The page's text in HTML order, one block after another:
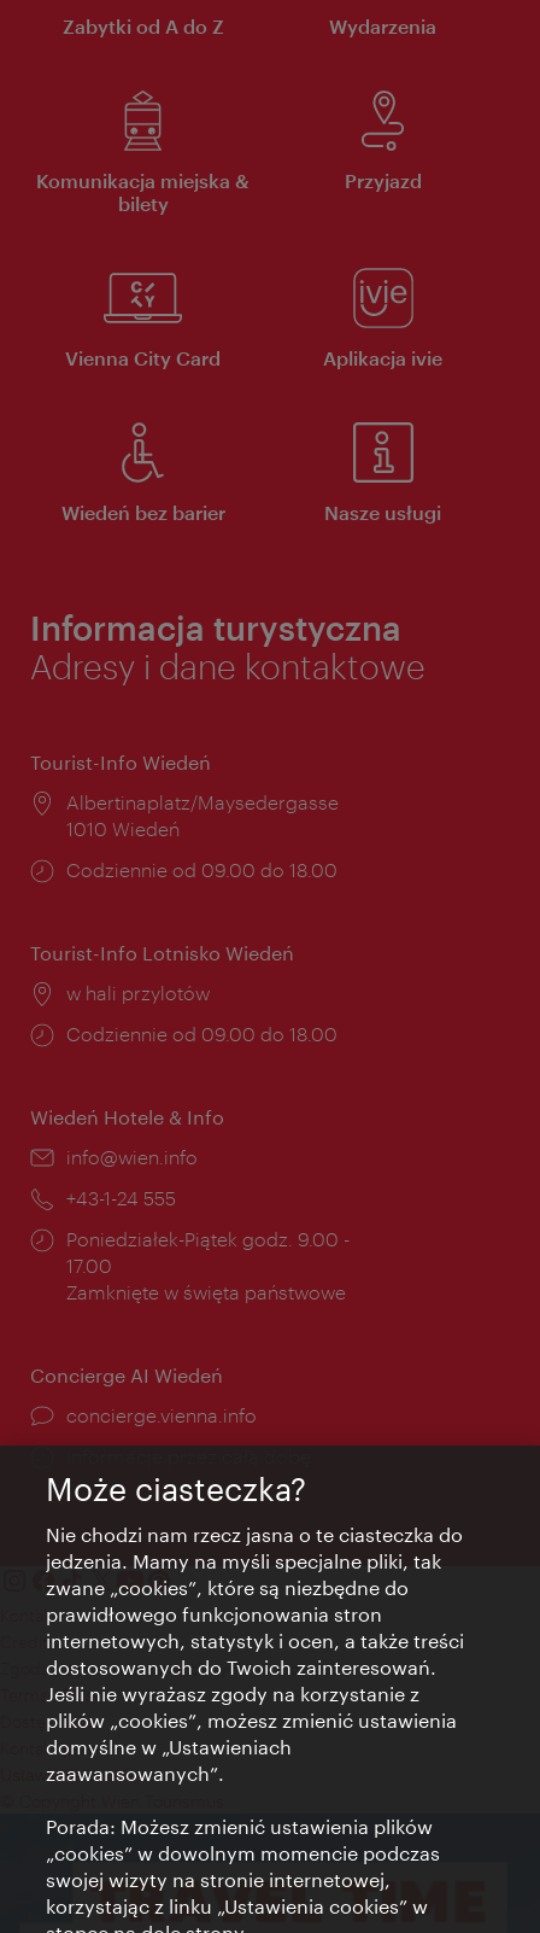
Zabytki od A do Z Wydarzenia
Komunikacja miejska &
bilety
Przyjazd
Vienna City Card Aplikacja ivie
Wiedeń bez barier Nasze usługi
Informacja turystyczna
Adresy i dane kontaktowe
Tourist-Info Wiedeń
Miejsce:
Albertinaplatz/Maysedergasse
1010 Wiedeń
Godziny
Codziennie od 09.00 do 18.00
Tourist-Info Lotnisko Wiedeń
Miejsce:
w hali przylotów
Godziny
Codziennie od 09.00 do 18.00
Wiedeń Hotele & Info
E-
info@wien.info
Telefon:
+43-1-24 555
Godziny
otwarcia:
Poniedziałek-Piątek godz. 9.00 -
17.00
Zamknięte w święta państwowe
Concierge AI Wiedeń
concierge.vienna.info
Kontakt
Credits
Zgoda na przetwarzanie danych osobowych
Terms of Use
Dostępność
Kontakt prasowy
Ustawienia cookies
Może ciasteczka?
Nie chodzi nam rzecz jasna o te ciasteczka do
jedzenia. Mamy na myśli specjalne pliki, tak
zwane „cookies”, które są niezbędne do
prawidłowego funkcjonowania stron
internetowych, statystyk i ocen, a także treści
dostosowanych do Twoich zainteresowań.
Jeśli nie wyrażasz zgody na korzystanie z
plików „cookies”, możesz zmienić ustawienia
domyślne w „Ustawieniach
zaawansowanych”.
Porada: Możesz zmienić ustawienia plików
„cookies” w dowolnym momencie podczas
swojej wizyty na stronie internetowej,
korzystając z linku „Ustawienia cookies” w